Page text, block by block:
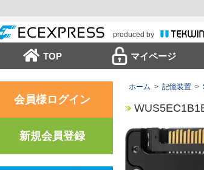
produced by
TOP マイページ
ホーム > 記憶装置 >
会員様ログイン
新規会員登録